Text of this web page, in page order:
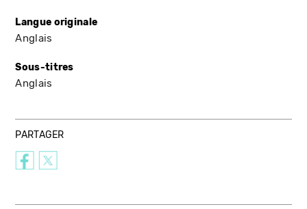
Langue originale
Anglais
Sous-titres
Anglais
PARTAGER